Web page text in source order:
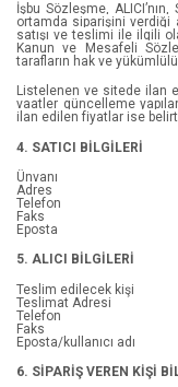
İşbu Sözleşme,
ortamda siparişini verdiği
satışı ve teslimi ile ilgili
Kanun ve Mesafeli
tarafların hak ve
Listelenen ve sitede ilan
vaatler güncelleme
ilan edilen fiyatlar ise
4. SATICI BİLGİLERİ
Ünvanı
Adres
Telefon
Faks
Eposta
5. ALICI BİLGİLERİ
Teslim edilecek kişi
Teslimat Adresi
Telefon
Faks
Eposta/kullanıcı adı
6. SİPARİŞ VEREN KİŞİ
Eren Turan
Figen Denli
Gani Müjde
Greg Jenner
Grigoriy Petrov
H. G. Wells
Halil Cibran
Eğitim Başvuru
Gezi
Sağlık
Spor Ve Sporcular
Araştırma - Tarih
Beslenme Diyet
Bilim